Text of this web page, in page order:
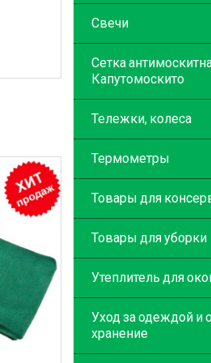
Свечи
Сетка
Капутомоскито
Тележки, колеса
Термометры
Товары для
Товары для уборки
Утеплитель для
Уход за одеждой и
хранение